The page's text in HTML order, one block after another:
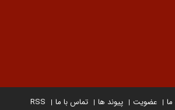
ما عضویت پیوند ها تماس با ما RSS